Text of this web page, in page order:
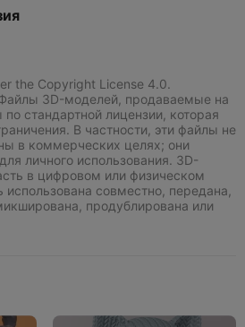
the Copyright License 4.0.
3D-моделей, продаваемые на
стандартной лицензии, которая
В частности, эти файлы не
в коммерческих целях; они
личного использования. 3D-
в цифровом или физическом
совместно, передана,
продублирована или